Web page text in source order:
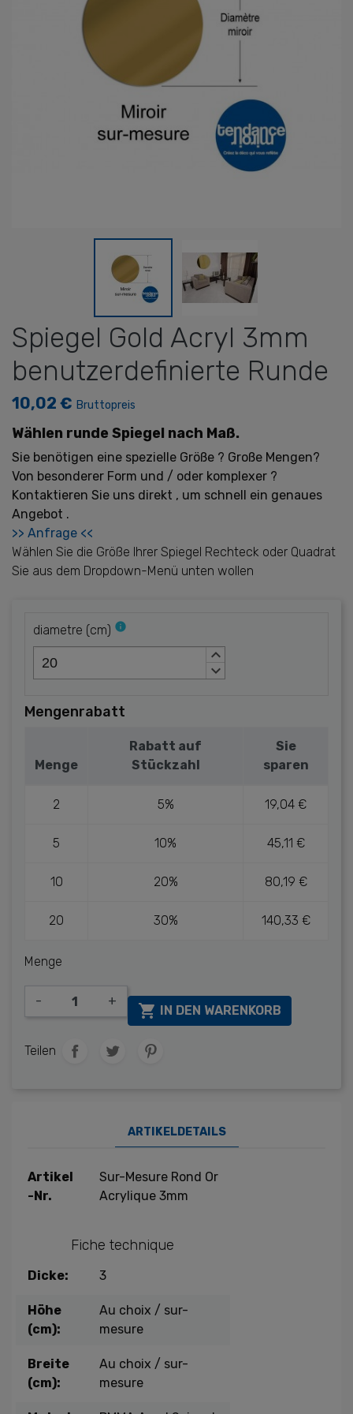
Spiegel Gold Acryl 3mm
benutzerdefinierte Runde
10,02 € Bruttopreis
Wählen runde Spiegel nach Maß.
Sie benötigen eine spezielle Größe ? Große Mengen?
Von besonderer Form und / oder komplexer ?
Kontaktieren Sie uns direkt , um schnell ein genaues
Angebot .
>> Anfrage <<
Wählen Sie die Größe Ihrer Spiegel Rechteck oder Quadrat
Sie aus dem Dropdown-Menü unten wollen
diametre (cm) info
keyboard_arrow_up
keyboard_arrow_down
Mengenrabatt
Menge
Rabatt auf
Stückzahl
Sie
sparen
2 5% 19,04 €
5 10% 45,11 €
10 20% 80,19 €
20 30% 140,33 €
Menge
- +
 IN DEN WARENKORB
Teilen
ARTIKELDETAILS
Artikel
-Nr.
Sur-Mesure Rond Or
Acrylique 3mm
Fiche technique
Dicke: 3
Höhe
(cm):
Au choix / sur-
mesure
Breite
(cm):
Au choix / sur-
mesure